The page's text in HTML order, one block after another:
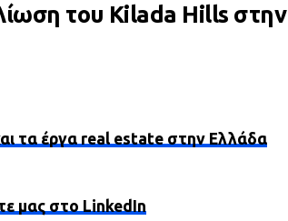
του Kilada Hills στην
τα έργα real estate στην Ελλάδα
μας στο LinkedIn